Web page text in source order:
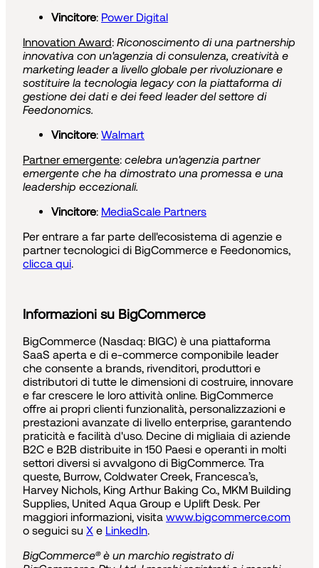
Vincitore: Power Digital
Innovation Award: Riconoscimento di una partnership
innovativa con un'agenzia di consulenza, creatività e
marketing leader a livello globale per rivoluzionare e
sostituire la tecnologia legacy con la piattaforma di
gestione dei dati e dei feed leader del settore di
Feedonomics.
Vincitore: Walmart
Partner emergente: celebra un'agenzia partner
emergente che ha dimostrato una promessa e una
leadership eccezionali.
Vincitore: MediaScale Partners
Per entrare a far parte dell'ecosistema di agenzie e
partner tecnologici di BigCommerce e Feedonomics,
clicca qui.
Informazioni su BigCommerce
BigCommerce (Nasdaq: BIGC) è una piattaforma
SaaS aperta e di e-commerce componibile leader
che consente a brands, rivenditori, produttori e
distributori di tutte le dimensioni di costruire, innovare
e far crescere le loro attività online. BigCommerce
offre ai propri clienti funzionalità, personalizzazioni e
prestazioni avanzate di livello enterprise, garantendo
praticità e facilità d'uso. Decine di migliaia di aziende
B2C e B2B distribuite in 150 Paesi e operanti in molti
settori diversi si avvalgono di BigCommerce. Tra
queste, Burrow, Coldwater Creek, Francesca’s,
Harvey Nichols, King Arthur Baking Co., MKM Building
Supplies, United Aqua Group e Uplift Desk. Per
maggiori informazioni, visita www.bigcommerce.com
o seguici su X e LinkedIn.
BigCommerce® è un marchio registrato di